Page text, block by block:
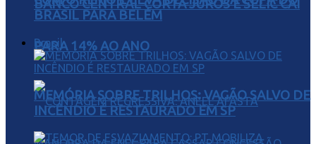
BANCO CENTRAL CORTA JUROS E SELIC CAI
PARA 14% AO ANO
BRASIL PARA BELÉM
Brasil
MEMÓRIA SOBRE TRILHOS: VAGÃO SALVO DE
INCÊNDIO É RESTAURADO EM SP